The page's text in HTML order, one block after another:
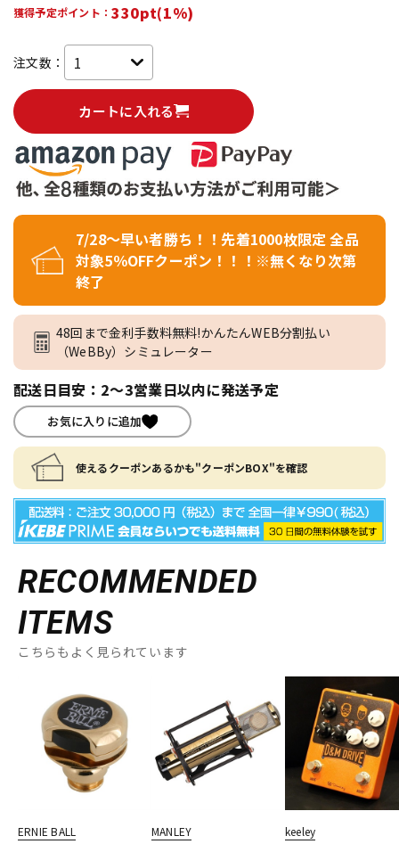
獲得予定ポイント：330pt(1%)
注文数：
カートに入れる
7/28～早い者勝ち！！先着1000枚限定 全品
対象5％OFFクーポン！！！※無くなり次第
終了
48回まで金利手数料無料!かんたんWEB分割払い
（WeBBy）シミュレーター
配送日目安：2～3営業日以内に発送予定
お気に入りに追加
使えるクーポンあるかも"クーポンBOX"を確認
RECOMMENDED
ITEMS
こちらもよく見られています
ERNIE BALL
MANLEY
keeley